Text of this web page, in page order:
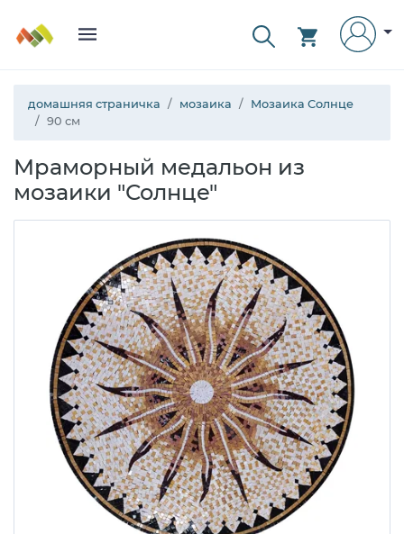
домашняя страничка мозаика
Мозаика Солнце
90 см
Мраморный медальон из
мозаики "Солнце"